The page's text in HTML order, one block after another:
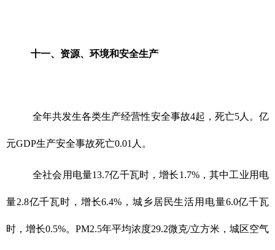
十一、资源、环境和安全生产
全年共发生各类生产经营性安全事故4起，死亡5人。亿
元GDP生产安全事故死亡0.01人。
全社会用电量13.7亿千瓦时，增长1.7%，其中工业用电
量2.8亿千瓦时，增长6.4%，城乡居民生活用电量6.0亿千瓦
时，增长0.5%。PM2.5年平均浓度29.2微克/立方米，城区空气